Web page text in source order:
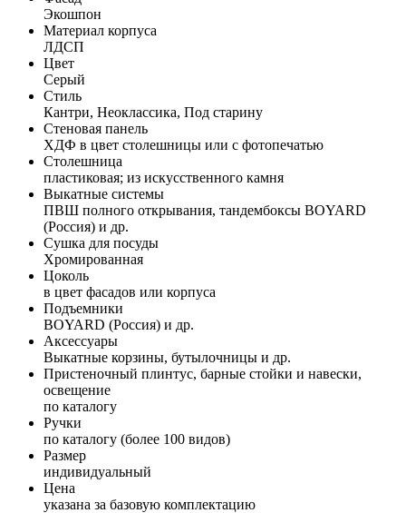
Экошпон
Материал корпуса
ЛДСП
Цвет
Серый
Стиль
Кантри, Неоклассика, Под старину
Стеновая панель
ХДФ в цвет столешницы или с фотопечатью
Столешница
пластиковая; из искусственного камня
Выкатные системы
ПВШ полного открывания, тандембоксы BOYARD
(Россия) и др.
Сушка для посуды
Хромированная
Цоколь
в цвет фасадов или корпуса
Подъемники
BOYARD (Россия) и др.
Аксессуары
Выкатные корзины, бутылочницы и др.
Пристеночный плинтус, барные стойки и навески,
освещение
по каталогу
Ручки
по каталогу (более 100 видов)
Размер
индивидуальный
Цена
указана за базовую комплектацию